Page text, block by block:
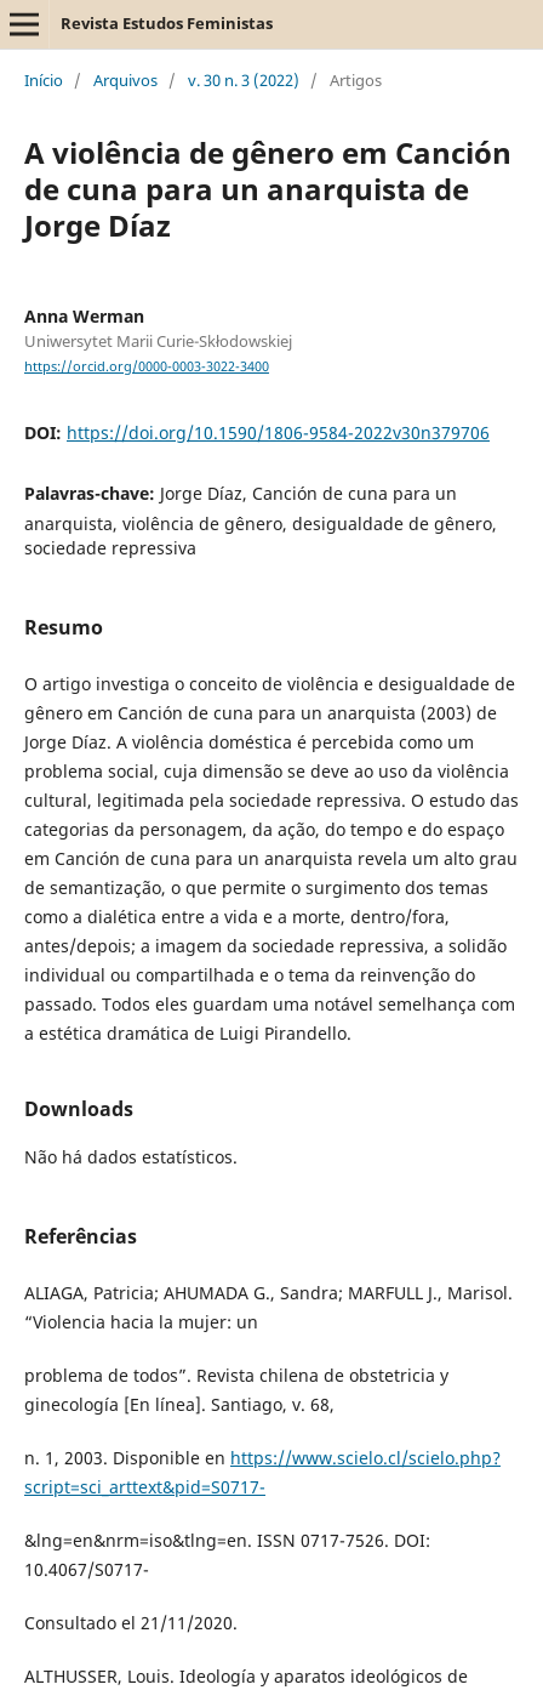
Revista Estudos Feministas
Início / Arquivos / v. 30 n. 3 (2022) / Artigos
A violência de gênero em Canción
de cuna para un anarquista de
Jorge Díaz
Anna Werman
Uniwersytet Marii Curie-Skłodowskiej
https://orcid.org/0000-0003-3022-3400
DOI: https://doi.org/10.1590/1806-9584-2022v30n379706
Palavras-chave: Jorge Díaz, Canción de cuna para un
anarquista, violência de gênero, desigualdade de gênero,
sociedade repressiva
Resumo
O artigo investiga o conceito de violência e desigualdade de
gênero em Canción de cuna para un anarquista (2003) de
Jorge Díaz. A violência doméstica é percebida como um
problema social, cuja dimensão se deve ao uso da violência
cultural, legitimada pela sociedade repressiva. O estudo das
categorias da personagem, da ação, do tempo e do espaço
em Canción de cuna para un anarquista revela um alto grau
de semantização, o que permite o surgimento dos temas
como a dialética entre a vida e a morte, dentro/fora,
antes/depois; a imagem da sociedade repressiva, a solidão
individual ou compartilhada e o tema da reinvenção do
passado. Todos eles guardam uma notável semelhança com
a estética dramática de Luigi Pirandello.
Downloads
Não há dados estatísticos.
Referências
ALIAGA, Patricia; AHUMADA G., Sandra; MARFULL J., Marisol.
“Violencia hacia la mujer: un
problema de todos”. Revista chilena de obstetricia y
ginecología [En línea]. Santiago, v. 68,
n. 1, 2003. Disponible en https://www.scielo.cl/scielo.php?
script=sci_arttext&pid=S0717-
&lng=en&nrm=iso&tlng=en. ISSN 0717-7526. DOI:
10.4067/S0717-
Consultado el 21/11/2020.
ALTHUSSER, Louis. Ideología y aparatos ideológicos de